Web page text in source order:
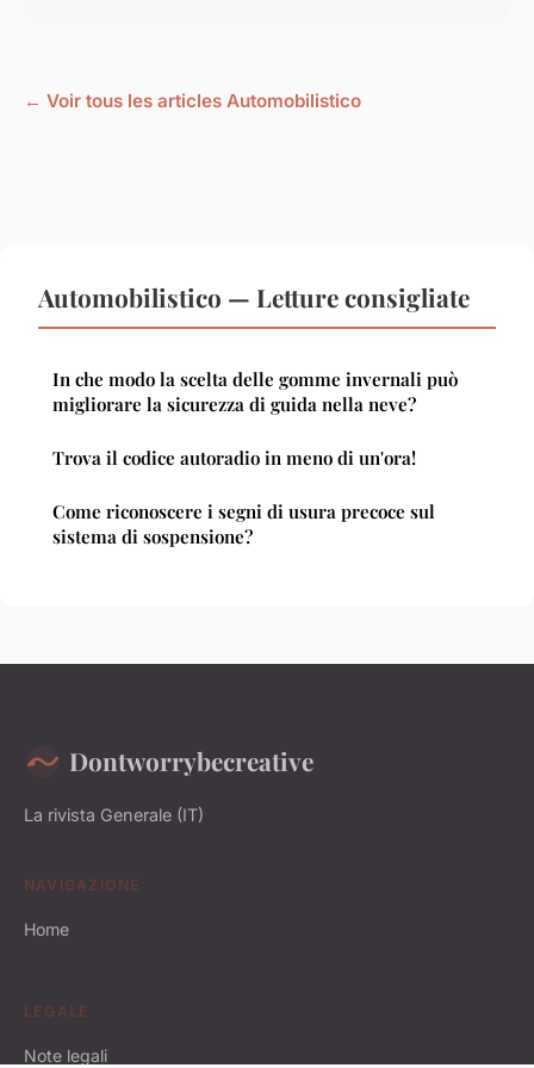
← Voir tous les articles Automobilistico
Automobilistico — Letture consigliate
In che modo la scelta delle gomme invernali può
migliorare la sicurezza di guida nella neve?
Trova il codice autoradio in meno di un'ora!
Come riconoscere i segni di usura precoce sul
sistema di sospensione?
Dontworrybecreative
La rivista Generale (IT)
NAVIGAZIONE
Home
LEGALE
Note legali